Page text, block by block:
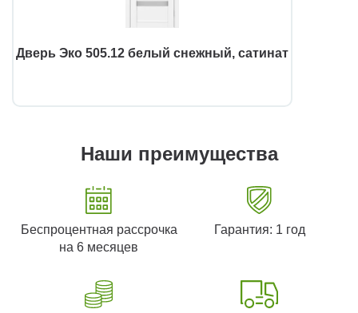
Дверь Эко 505.12 белый снежный, сатинат
Наши преимущества
Беспроцентная рассрочка
на 6 месяцев
Гарантия: 1 год